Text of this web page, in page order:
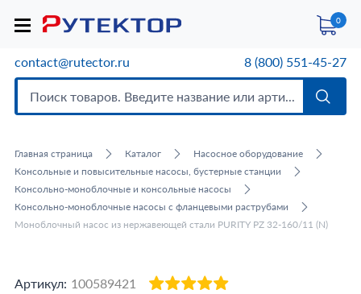
0
contact@rutector.ru 8 (800) 551-45-27
Главная страница Каталог
Насосное оборудование
Консольные и повысительные насосы, бустерные станции
Консольно-моноблочные и консольные насосы
Консольно-моноблочные насосы с фланцевыми раструбами
Моноблочный насос из нержавеющей стали PURITY PZ 32-160/11 (N)
Артикул: 100589421